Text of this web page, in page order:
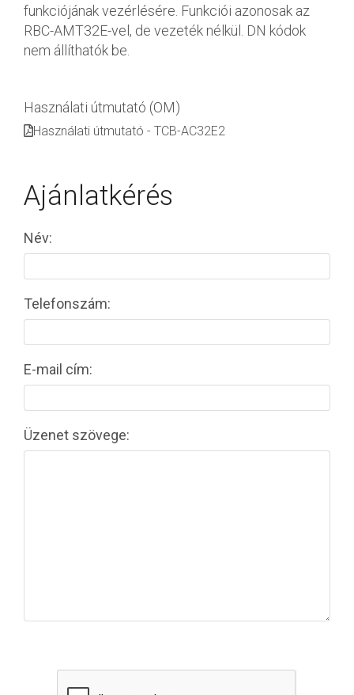
funkciójának vezérlésére. Funkciói azonosak az
RBC-AMT32E-vel, de vezeték nélkül. DN kódok
nem állíthatók be.
Használati útmutató (OM)
Használati útmutató - TCB-AC32E2
Ajánlatkérés
Név:
Telefonszám:
E-mail cím:
Üzenet szövege: